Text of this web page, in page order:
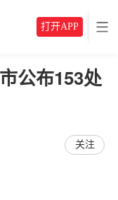
打开APP
公布153处
关注